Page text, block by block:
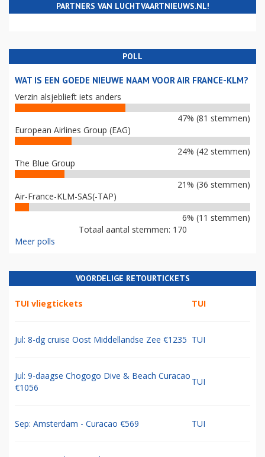
PARTNERS VAN LUCHTVAARTNIEUWS.NL!
POLL
WAT IS EEN GOEDE NIEUWE NAAM VOOR AIR FRANCE-KLM?
Verzin alsjeblieft iets anders
47% (81 stemmen)
European Airlines Group (EAG)
24% (42 stemmen)
The Blue Group
21% (36 stemmen)
Air-France-KLM-SAS(-TAP)
6% (11 stemmen)
Totaal aantal stemmen: 170
Meer polls
VOORDELIGE RETOURTICKETS
TUI vliegtickets TUI
Jul: 8-dg cruise Oost Middellandse Zee €1235 TUI
Jul: 9-daagse Chogogo Dive & Beach Curacao
€1056
TUI
Sep: Amsterdam - Curacao €569 TUI